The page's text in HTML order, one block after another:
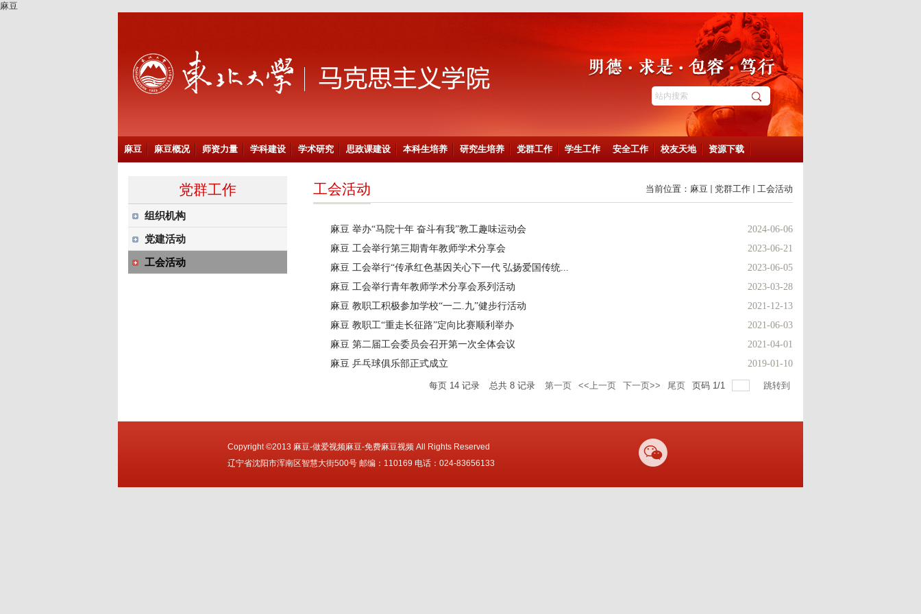
麻豆
麻豆 麻豆概况 师资力量 学科建设 学术研究 思政课建设 本科生培养 研究生培养 党群工作 学生工作 安全工作 校友天地 资源下载
党群工作
组织机构
党建活动
工会活动
工会活动 当前位置： 麻豆 党群工作 工会活动
麻豆 举办“马院十年 奋斗有我”教工趣味运动会
2024-06-06
麻豆 工会举行第三期青年教师学术分享会
2023-06-21
麻豆 工会举行“传承红色基因关心下一代 弘扬爱国传统...
2023-06-05
麻豆 工会举行青年教师学术分享会系列活动
2023-03-28
麻豆 教职工积极参加学校“一二.九”健步行活动
2021-12-13
麻豆 教职工“重走长征路”定向比赛顺利举办
2021-06-03
麻豆 第二届工会委员会召开第一次全体会议
2021-04-01
麻豆 乒乓球俱乐部正式成立
2019-01-10
每页 14 记录 总共 8 记录 第一页 <<上一页 下一页>> 尾页 页码 1/1 跳转到
Copyright ©2013 麻豆-做爱视频麻豆-免费麻豆视频 All Rights Reserved
辽宁省沈阳市浑南区智慧大街500号 邮编：110169 电话：024-83656133